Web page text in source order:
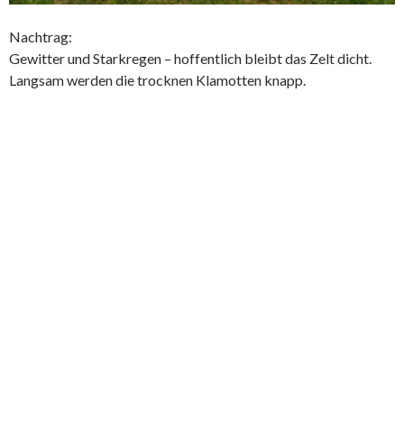
Nachtrag:
Gewitter und Starkregen – hoffentlich bleibt das Zelt dicht.
Langsam werden die trocknen Klamotten knapp.